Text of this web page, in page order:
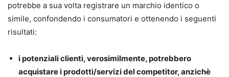
potrebbe a sua volta registrare un marchio identico o
simile, confondendo i consumatori e ottenendo i seguenti
risultati:
i potenziali clienti, verosimilmente, potrebbero
acquistare i prodotti/servizi del competitor, anzichè